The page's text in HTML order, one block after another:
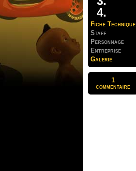
Fiche Technique
Staff
Personnage
Entreprise
Galerie
1
commentaire